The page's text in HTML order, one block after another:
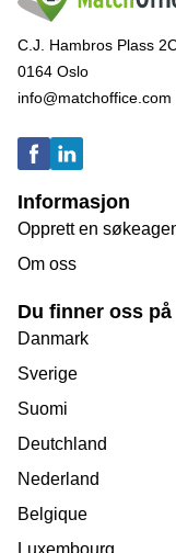
C.J. Hambros Plass
0164 Oslo
info@matchoffice.com
Informasjon
Opprett en
Om oss
Du finner oss på
Danmark
Sverige
Suomi
Deutchland
Nederland
Belgique
Luxembourg